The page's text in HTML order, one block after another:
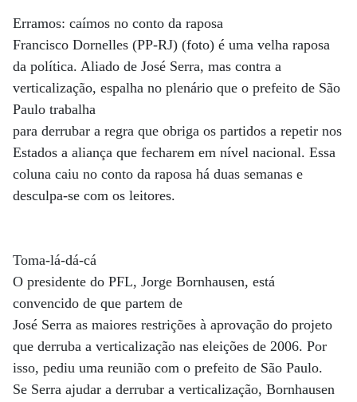
Erramos: caímos no conto da raposa
Francisco Dornelles (PP-RJ) (foto) é uma velha raposa
da política. Aliado de José Serra, mas contra a
verticalização, espalha no plenário que o prefeito de São
Paulo trabalha
para derrubar a regra que obriga os partidos a repetir nos
Estados a aliança que fecharem em nível nacional. Essa
coluna caiu no conto da raposa há duas semanas e
desculpa-se com os leitores.
Toma-lá-dá-cá
O presidente do PFL, Jorge Bornhausen, está
convencido de que partem de
José Serra as maiores restrições à aprovação do projeto
que derruba a verticalização nas eleições de 2006. Por
isso, pediu uma reunião com o prefeito de São Paulo.
Se Serra ajudar a derrubar a verticalização, Bornhausen